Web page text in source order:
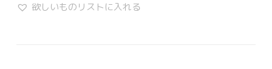
欲しいものリストに入れる